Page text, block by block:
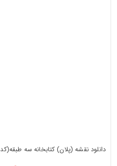
دانلود نقشه (پلان) کتابخانه سه طبقه(کد3031)